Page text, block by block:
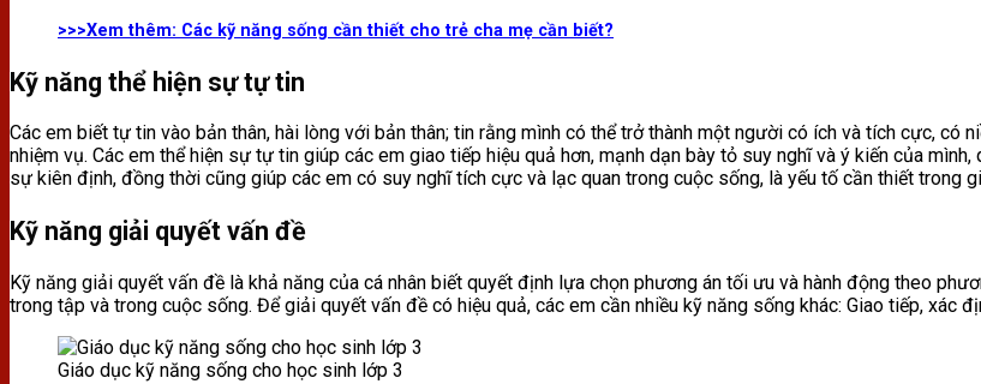
>>>Xem thêm: Các kỹ năng sống cần thiết cho trẻ cha mẹ cần biết?
Kỹ năng thể hiện sự tự tin
Các em biết tự tin vào bản thân, hài lòng với bản thân; tin rằng mình có thể trở thành một người có ích và tích cực, có
nhiệm vụ. Các em thể hiện sự tự tin giúp các em giao tiếp hiệu quả hơn, mạnh dạn bày tỏ suy nghĩ và ý kiến của
sự kiên định, đồng thời cũng giúp các em có suy nghĩ tích cực và lạc quan trong cuộc sống, là yếu tố cần thiết trong
Kỹ năng giải quyết vấn đề
Kỹ năng giải quyết vấn đề là khả năng của cá nhân biết quyết định lựa chọn phương án tối ưu và hành động theo
trong tập và trong cuộc sống. Để giải quyết vấn đề có hiệu quả, các em cần nhiều kỹ năng sống khác: Giao tiếp, xác
Giáo dục kỹ năng sống cho học sinh lớp 3